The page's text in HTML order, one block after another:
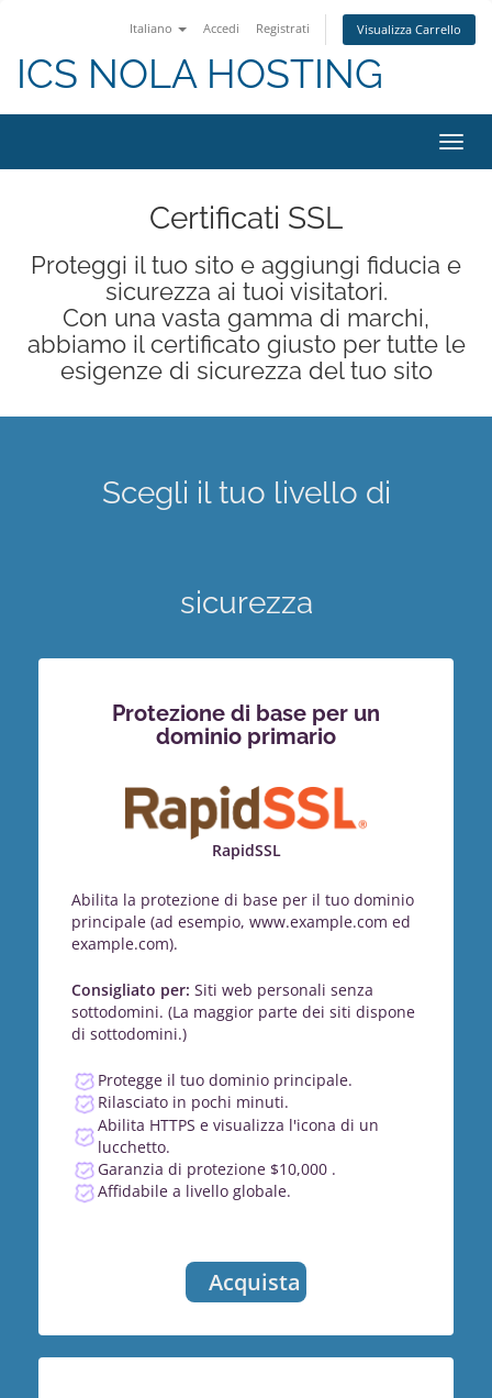
Italiano Accedi Registrati Visualizza Carrello
ICS NOLA HOSTING
Attiva
Certificati SSL
Proteggi il tuo sito e aggiungi fiducia e
sicurezza ai tuoi visitatori.
Con una vasta gamma di marchi,
abbiamo il certificato giusto per tutte le
esigenze di sicurezza del tuo sito
Scegli il tuo livello di
sicurezza
Protezione di base per un
dominio primario
RapidSSL
Abilita la protezione di base per il tuo dominio
principale (ad esempio, www.example.com ed
example.com).
Consigliato per: Siti web personali senza
sottodomini. (La maggior parte dei siti dispone
di sottodomini.)
Protegge il tuo dominio principale.
Rilasciato in pochi minuti.
Abilita HTTPS e visualizza l'icona di un
lucchetto.
Garanzia di protezione $10,000 .
Affidabile a livello globale.
Acquista